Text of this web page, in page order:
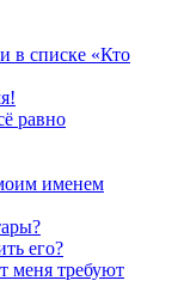
в списке «Кто
равно
именем
его?
меня требуют